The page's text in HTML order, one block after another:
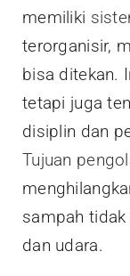
memiliki
terorganisir,
bisa ditekan.
tetapi juga
disiplin dan
Tujuan
sampah
dan udara.